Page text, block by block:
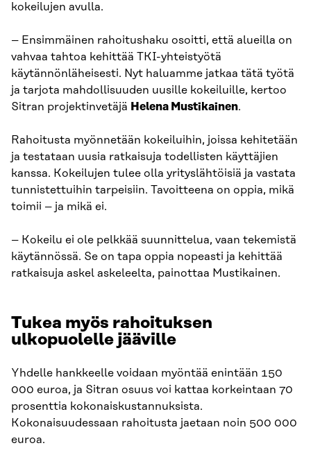
kokeilujen avulla.
– Ensimmäinen rahoitushaku osoitti, että alueilla on
vahvaa tahtoa kehittää TKI-yhteistyötä
käytännönläheisesti. Nyt haluamme jatkaa tätä työtä
ja tarjota mahdollisuuden uusille kokeiluille, kertoo
Sitran projektinvetäjä Helena Mustikainen.
Rahoitusta myönnetään kokeiluihin, joissa kehitetään
ja testataan uusia ratkaisuja todellisten käyttäjien
kanssa. Kokeilujen tulee olla yrityslähtöisiä ja vastata
tunnistettuihin tarpeisiin. Tavoitteena on oppia, mikä
toimii – ja mikä ei.
– Kokeilu ei ole pelkkää suunnittelua, vaan tekemistä
käytännössä. Se on tapa oppia nopeasti ja kehittää
ratkaisuja askel askeleelta, painottaa Mustikainen.
Tukea myös rahoituksen
ulkopuolelle jääville
Yhdelle hankkeelle voidaan myöntää enintään 150
000 euroa, ja Sitran osuus voi kattaa korkeintaan 70
prosenttia kokonaiskustannuksista.
Kokonaisuudessaan rahoitusta jaetaan noin 500 000
euroa.